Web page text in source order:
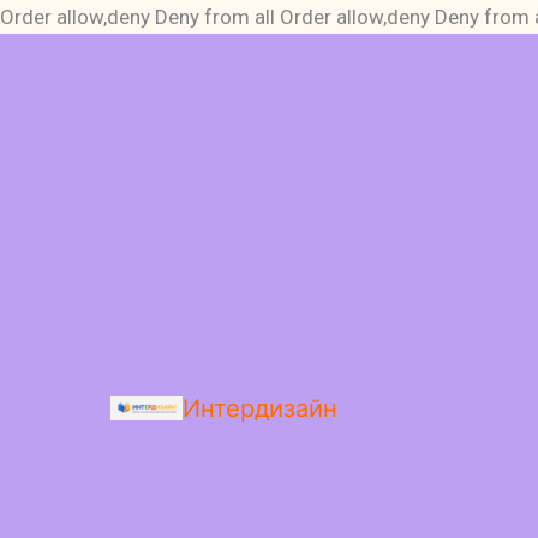
Order allow,deny Deny from all Order allow,deny Deny from
Интердизайн